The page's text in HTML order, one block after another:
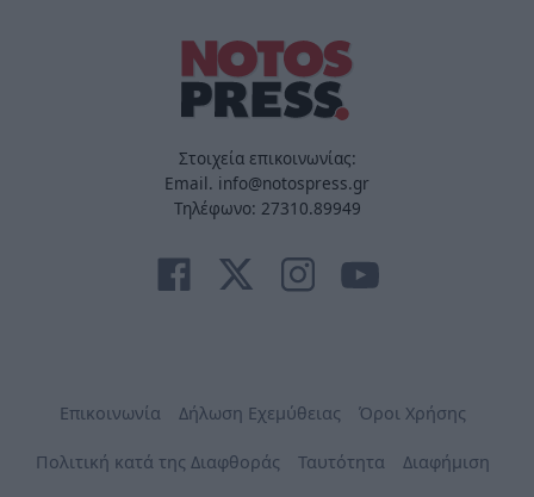
Στοιχεία επικοινωνίας:
Email. info@notospress.gr
Τηλέφωνο: 27310.89949
Επικοινωνία Δήλωση Εχεμύθειας Όροι Χρήσης
Πολιτική κατά της Διαφθοράς Ταυτότητα Διαφήμιση